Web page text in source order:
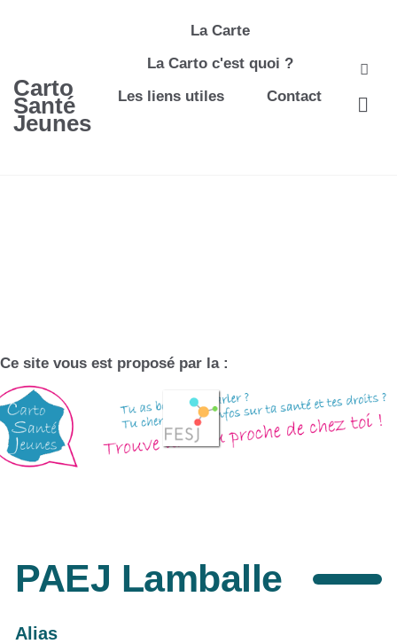
Carto
Santé
Jeunes
La Carte
La Carto c'est quoi ?
Les liens utiles
Contact
Ce site vous est proposé par la :
PAEJ Lamballe
Alias